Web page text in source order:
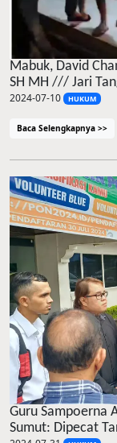
Mabuk, David
SH MH /// Jari
2024-07-10 HUKUM
Baca Selengkapnya >>
Guru Sampoerna
Sumut: Dipecat